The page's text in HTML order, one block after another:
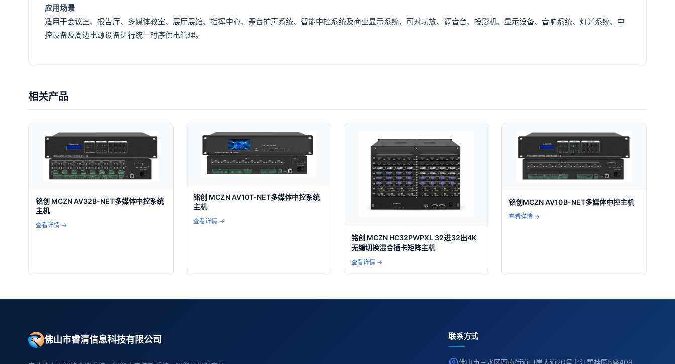
应用场景
适用于会议室、报告厅、多媒体教室、展厅展馆、指挥中心、舞台扩声系统、智能中控系统及商业显示系统，可对功放、调音台、投影机、显示设备、音响系统、灯光系统、中
控设备及周边电源设备进行统一时序供电管理。
相关产品
铭创 MCZN AV32B-NET多媒体中控系统
主机
查看详情 →
铭创 MCZN AV10T-NET多媒体中控系统
主机
查看详情 →
铭创 MCZN HC32PWPXL 32进32出4K
无缝切换混合插卡矩阵主机
查看详情 →
铭创MCZN AV10B-NET多媒体中控主机
查看详情 →
佛山市睿清信息科技有限公司 联系方式
佛山市三水区西南街道口岸大道20号北江碧桂园5座409